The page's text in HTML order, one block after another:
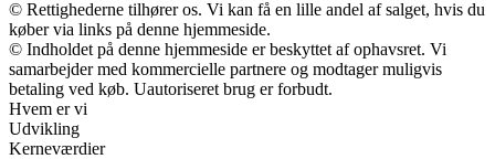
© Rettighederne tilhører os. Vi kan få en lille andel af salget, hvis du
køber via links på denne hjemmeside.
© Indholdet på denne hjemmeside er beskyttet af ophavsret. Vi
samarbejder med kommercielle partnere og modtager muligvis
betaling ved køb. Uautoriseret brug er forbudt.
Hvem er vi
Udvikling
Kerneværdier